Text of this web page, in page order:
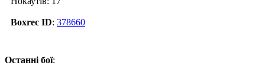
Boxrec ID: 378660
Останні бої: